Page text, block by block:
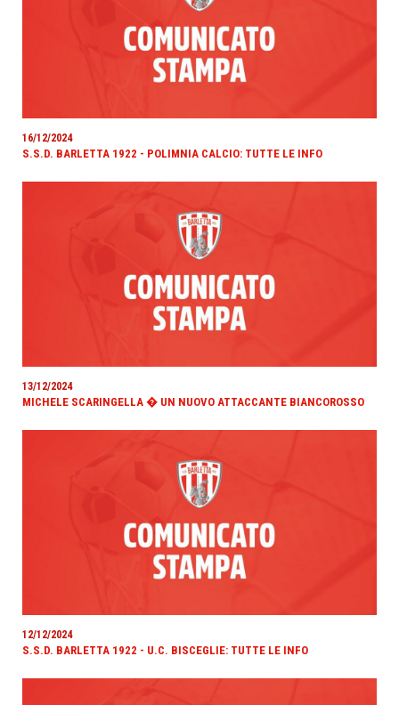
16/12/2024
S.S.D. BARLETTA 1922 - POLIMNIA CALCIO: TUTTE LE INFO
13/12/2024
MICHELE SCARINGELLA � UN NUOVO ATTACCANTE BIANCOROSSO
12/12/2024
S.S.D. BARLETTA 1922 - U.C. BISCEGLIE: TUTTE LE INFO